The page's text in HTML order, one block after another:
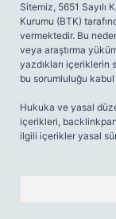
Sitemiz, 5651 Sayılı
Kurumu (BTK)
vermektedir. Bu
veya araştırma
yazdıkları içeriklerin
bu sorumluluğu kabul
Hukuka ve yasal
içerikleri,
ilgili içerikler yasal